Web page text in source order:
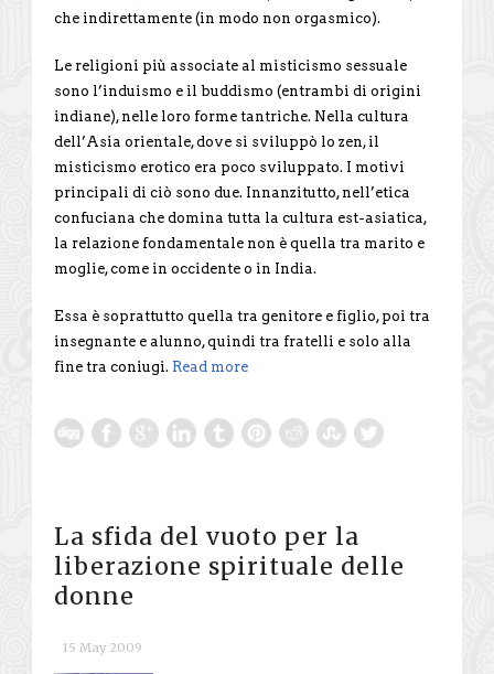
che indirettamente (in modo non orgasmico).
Le religioni più associate al misticismo sessuale
sono l’induismo e il buddismo (entrambi di origini
indiane), nelle loro forme tantriche. Nella cultura
dell’Asia orientale, dove si sviluppò lo zen, il
misticismo erotico era poco sviluppato. I motivi
principali di ciò sono due. Innanzitutto, nell’etica
confuciana che domina tutta la cultura est-asiatica,
la relazione fondamentale non è quella tra marito e
moglie, come in occidente o in India.
Essa è soprattutto quella tra genitore e figlio, poi tra
insegnante e alunno, quindi tra fratelli e solo alla
fine tra coniugi. Read more
La sfida del vuoto per la
liberazione spirituale delle
donne
15 May 2009